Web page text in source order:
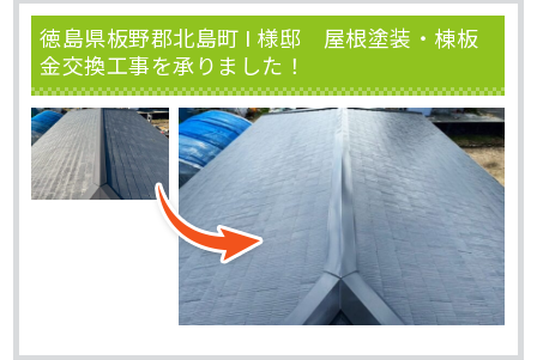
徳島県板野郡北島町 I 様邸 屋根塗装・棟板
金交換工事を承りました！